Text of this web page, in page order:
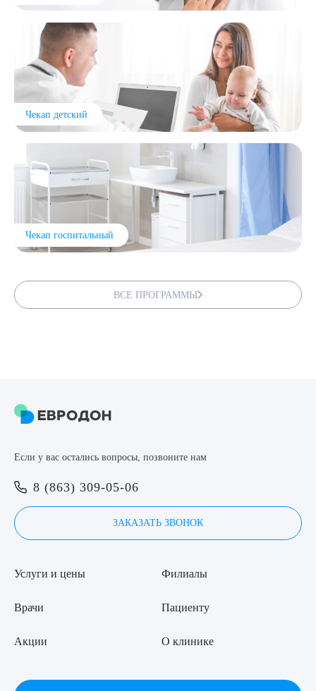
Чекап детский
Чекап госпитальный
ВСЕ ПРОГРАММЫ
Если у вас остались вопросы, позвоните нам
8 (863) 309-05-06
ЗАКАЗАТЬ ЗВОНОК
Услуги и цены
Врачи
Акции
Филиалы
Пациенту
О клинике